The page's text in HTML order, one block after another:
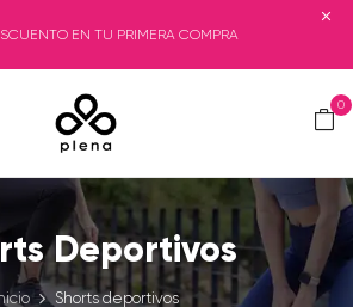
EN TU PRIMERA COMPRA
0
Deportivos
Shorts deportivos